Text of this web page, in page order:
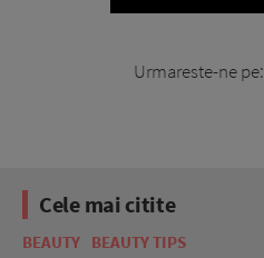
Urmareste-ne pe:
Cele mai citite
BEAUTY BEAUTY TIPS